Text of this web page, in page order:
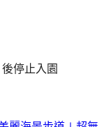
後停止入園